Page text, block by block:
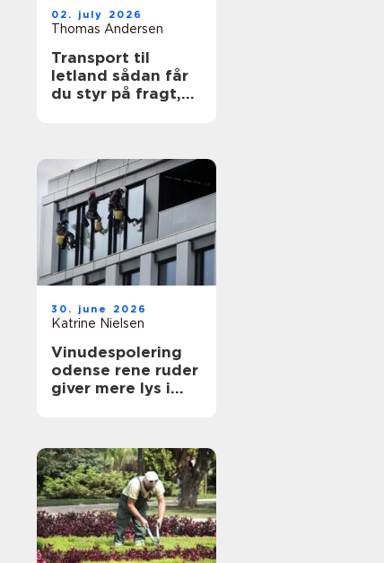
02. july 2026
Thomas Andersen
Transport til
letland sådan får
du styr på fragt,
30. june 2026
Katrine Nielsen
Vinudespolering
odense rene ruder
giver mere lys i